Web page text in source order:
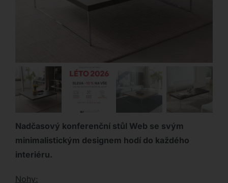
Nadčasový konferenční stůl Web se svým
minimalistickým designem hodí do každého
interiéru.
Nohy: